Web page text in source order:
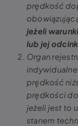
prędkość
jeżeli
lub jej
Organ
prędkość
prędkości
jeżeli jest to
stanem